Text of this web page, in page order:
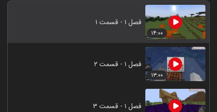
۱۴:۰۰
فصل ۱ - قسمت ۱
۱۳:۰۰
فصل ۱ - قسمت ۲
فصل ۱ - قسمت ۳